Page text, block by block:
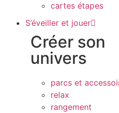
cartes étapes
S’éveiller et jouer
Créer son
univers
parcs et
relax
rangement